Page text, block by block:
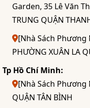
Garden, 35 Lê Văn
TRUNG QUẬN
[Nhà Sách Phương
PHƯỜNG XUÂN LA
Tp Hồ Chí Minh:
[Nhà Sách Phương
QUẬN TÂN BÌNH